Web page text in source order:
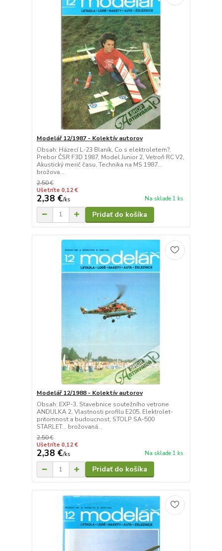
Modelář 12/1987 - Kolektív autorov
Obsah: Házecí L-23 Blaník, Co s elektroletem?,
Prebor ČSR F3D 1987, Model Junior 2, Vetroň RC V2,
Akustický merič času, Technika na MS 1987...
brožova...
2,50 €
Ušetríte 0,12 €
2,38 €/ks Na sklade 1 ks
Pridať do košíka
Modelář 12/1988 - Kolektív autorov
Obsah: EXP-3, Stavebnice soutežního vetrone
ANDULKA 2, Vlastnosti profilu E205, Elektrolet-
pritomnost a budoucnost, STOLP SA-500
STARLET... brožovaná...
2,50 €
Ušetríte 0,12 €
2,38 €/ks Na sklade 1 ks
Pridať do košíka